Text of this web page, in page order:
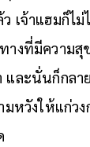
เจ้าแฮมก็ไม่
างที่มีความ
และนั่นก็กลา
หวังให้แก่วง